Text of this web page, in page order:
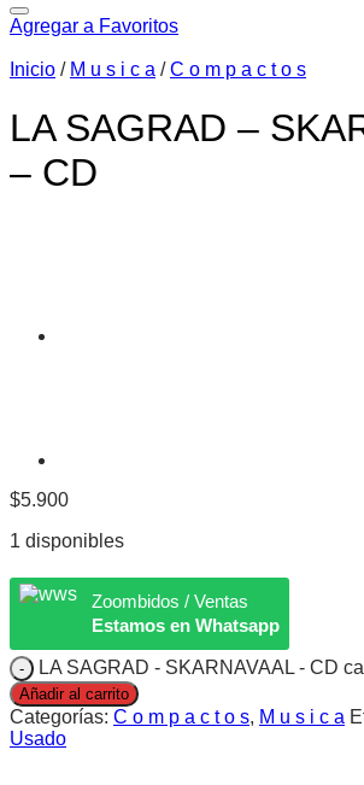
Agregar a Favoritos
Inicio / M u s i c a / C o m p a c t o s
LA SAGRAD –
– CD
$5.900
1 disponibles
Zoombidos / Ventas
Estamos en Whatsapp
LA SAGRAD - SKARNAVAAL - CD
Añadir al carrito
Categorías: C o m p a c t o s, M u s i c a
Usado